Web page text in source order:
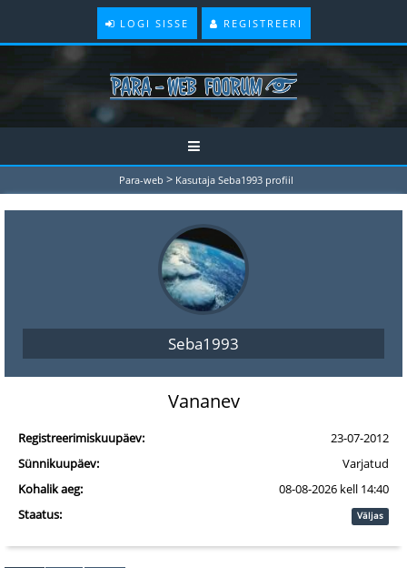
LOGI SISSE REGISTREERI
Para-web > Kasutaja Seba1993 profiil
Seba1993
Vananev
Registreerimiskuupäev:
23-07-2012
Sünnikuupäev:
Varjatud
Kohalik aeg:
08-08-2026 kell 14:40
Staatus:
Väljas